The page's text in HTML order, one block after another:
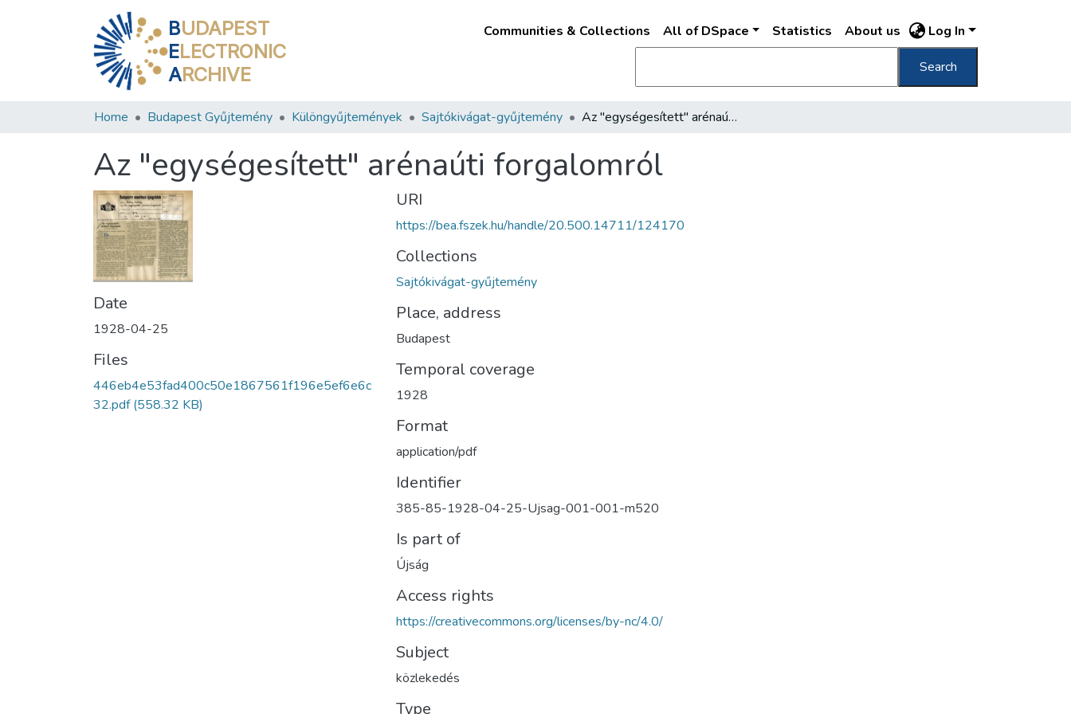
BUDAPEST
ELECTRONIC
ARCHIVE
Communities & Collections All of DSpace Statistics About us Log In
Search
Home Budapest Gyűjtemény Különgyűjtemények Sajtókivágat-gyűjtemény Az "egységesített" arénaúti forgalomról
Az "egységesített" arénaúti forgalomról
Date
1928-04-25
Files
446eb4e53fad400c50e1867561f196e5ef6e6c
32.pdf(558.32 KB)
URI
https://bea.fszek.hu/handle/20.500.14711/124170
Collections
Sajtókivágat-gyűjtemény
Place, address
Budapest
Temporal coverage
1928
Format
application/pdf
Identifier
385-85-1928-04-25-Ujsag-001-001-m520
Is part of
Újság
Access rights
https://creativecommons.org/licenses/by-nc/4.0/
Subject
közlekedés
Type